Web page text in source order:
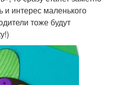
и интерес маленького
тоже будут